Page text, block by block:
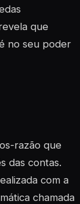
que
no seu poder
razão que
das contas.
com a
chamada